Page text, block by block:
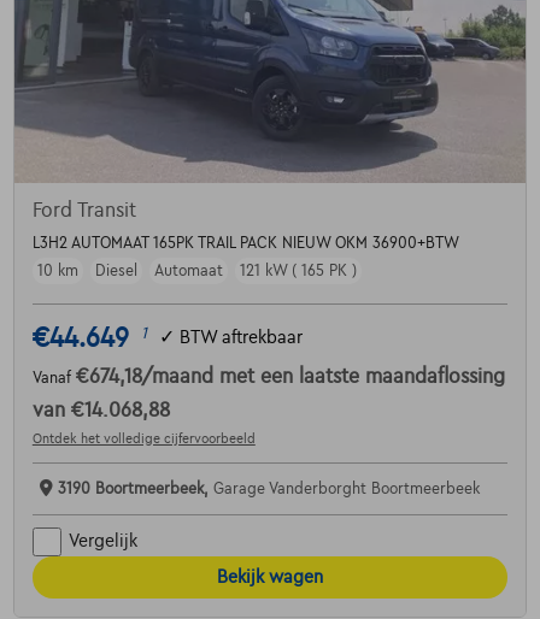
Ford Transit
L3H2 AUTOMAAT 165PK TRAIL PACK NIEUW OKM 36900+BTW
10 km
Diesel Automaat 121 kW ( 165 PK )
€44.649 1 ✓ BTW aftrekbaar
Vanaf €674,18/maand met een laatste maandaflossing
van €14.068,88
Ontdek het volledige cijfervoorbeeld
3190 Boortmeerbeek, Garage Vanderborght Boortmeerbeek
Vergelijk
Bekijk wagen